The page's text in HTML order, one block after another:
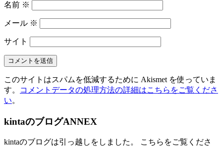
名前 ※
メール ※
サイト
このサイトはスパムを低減するために Akismet を使っていま
す。
コメントデータの処理方法の詳細はこちらをご覧くださ
い。
kintaのブログANNEX
kintaのブログは引っ越しをしました。 こちらをご覧くださ